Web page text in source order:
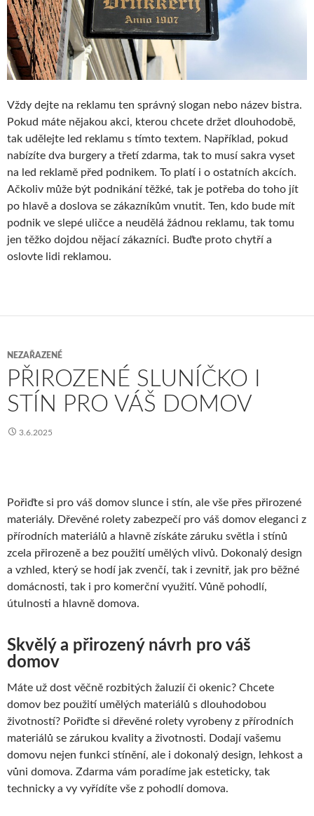
Vždy dejte na reklamu ten správný slogan nebo název bistra.
Pokud máte nějakou akci, kterou chcete držet dlouhodobě,
tak udělejte led reklamu s tímto textem. Například, pokud
nabízíte dva burgery a třetí zdarma, tak to musí sakra vyset
na led reklamě před podnikem. To platí i o ostatních akcích.
Ačkoliv může být podnikání těžké, tak je potřeba do toho jít
po hlavě a doslova se zákazníkům vnutit. Ten, kdo bude mít
podnik ve slepé uličce a neudělá žádnou reklamu, tak tomu
jen těžko dojdou nějací zákazníci. Buďte proto chytří a
oslovte lidi reklamou.
NEZAŘAZENÉ
PŘIROZENÉ SLUNÍČKO I
STÍN PRO VÁŠ DOMOV
3.6.2025
Pořiďte si pro váš domov slunce i stín, ale vše přes přirozené
materiály. Dřevěné rolety zabezpečí pro váš domov eleganci z
přírodních materiálů a hlavně získáte záruku světla i stínů
zcela přirozeně a bez použití umělých vlivů. Dokonalý design
a vzhled, který se hodí jak zvenčí, tak i zevnitř, jak pro běžné
domácnosti, tak i pro komerční využití. Vůně pohodlí,
útulnosti a hlavně domova.
Skvělý a přirozený návrh pro váš
domov
Máte už dost věčně rozbitých žaluzií či okenic? Chcete
domov bez použití umělých materiálů s dlouhodobou
životností? Pořiďte si dřevěné rolety vyrobeny z přírodních
materiálů se zárukou kvality a životnosti. Dodají vašemu
domovu nejen funkci stínění, ale i dokonalý design, lehkost a
vůni domova. Zdarma vám poradíme jak esteticky, tak
technicky a vy vyřídíte vše z pohodlí domova.